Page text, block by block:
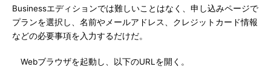
Businessエディションでは難しいことはなく、申し込みページで
プランを選択し、名前やメールアドレス、クレジットカード情報
などの必要事項を入力するだけだ。
Webブラウザを起動し、以下のURLを開く。